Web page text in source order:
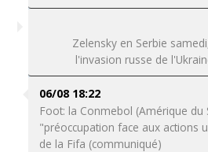
Zelensky en Serbie
l'invasion russe de
06/08 18:22
Foot: la Conmebol (Amérique du
"préoccupation face aux actions
de la Fifa (communiqué)